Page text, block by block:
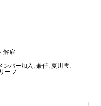
解雇
ンバー加入 , 兼任, 夏川雫,
ーフ